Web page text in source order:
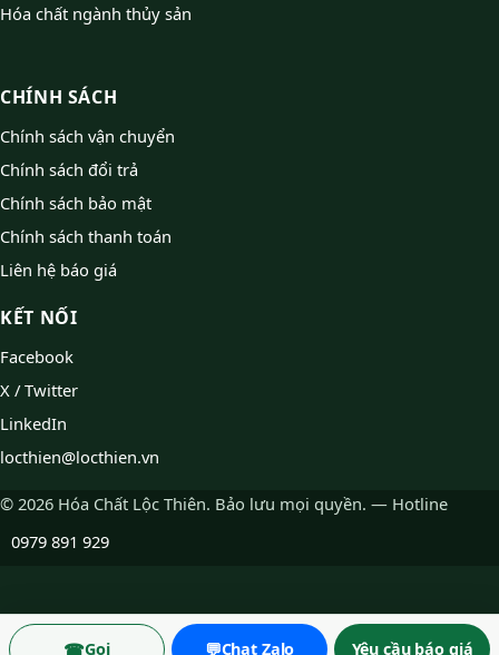
Hóa chất ngành thủy sản
CHÍNH SÁCH
Chính sách vận chuyển
Chính sách đổi trả
Chính sách bảo mật
Chính sách thanh toán
Liên hệ báo giá
KẾT NỐI
Facebook
X / Twitter
LinkedIn
locthien@locthien.vn
© 2026 Hóa Chất Lộc Thiên. Bảo lưu mọi quyền. — Hotline
0979 891 929
☎Gọi 💬Chat Zalo Yêu cầu báo giá